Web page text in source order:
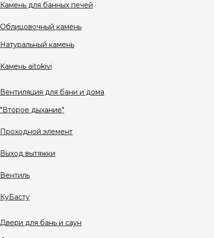
Камень для банных печей
Облицовочный камень
Натуральный камень
Камень aitokivi
Вентиляция для бани и дома
"Второе дыхание"
Проходной элемент
Выход вытяжки
Вентиль
КуБасту
Двери для бань и саун